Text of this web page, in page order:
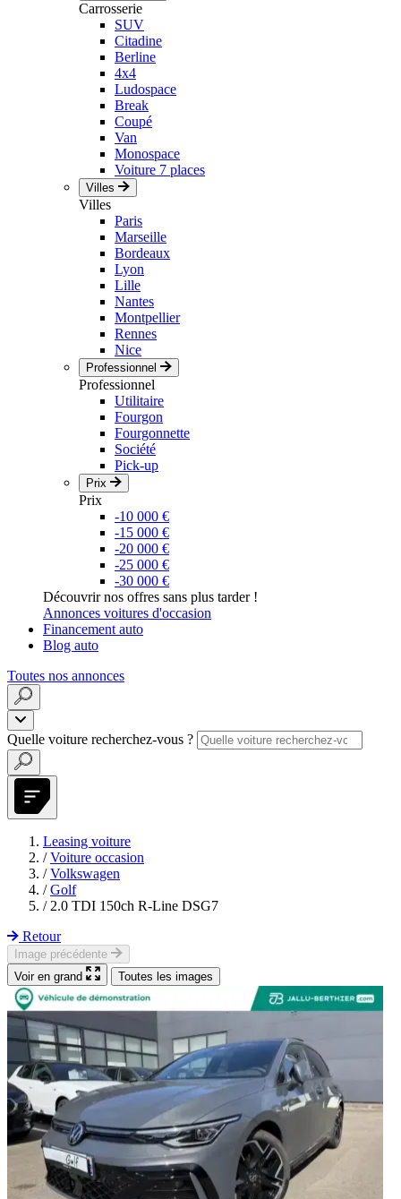
Carrosserie
SUV
Citadine
Berline
4x4
Ludospace
Break
Coupé
Van
Monospace
Voiture 7 places
Villes
Villes
Paris
Marseille
Bordeaux
Lyon
Lille
Nantes
Montpellier
Rennes
Nice
Professionnel
Professionnel
Utilitaire
Fourgon
Fourgonnette
Société
Pick-up
Prix
Prix
-10 000 €
-15 000 €
-20 000 €
-25 000 €
-30 000 €
Découvrir nos offres sans plus tarder !
Annonces voitures d'occasion
Financement auto
Blog auto
Toutes nos annonces
Quelle voiture recherchez-vous ?
Leasing voiture
/ Voiture occasion
/ Volkswagen
/ Golf
/ 2.0 TDI 150ch R-Line DSG7
Retour
Image précédente
Voir en grand
Toutes les images